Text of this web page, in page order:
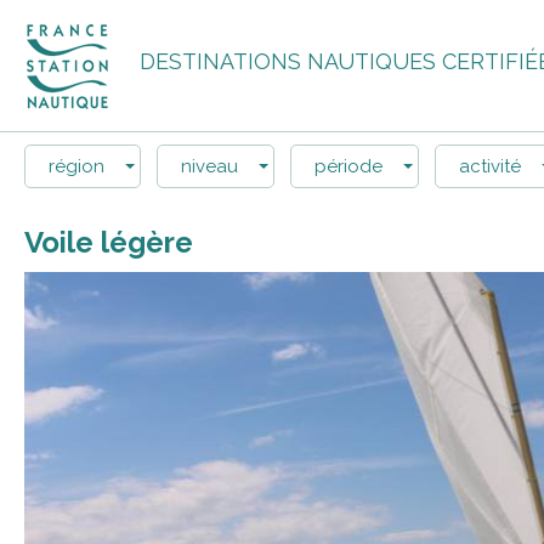
DESTINATIONS NAUTIQUES
région niveau période activité
Voile légère